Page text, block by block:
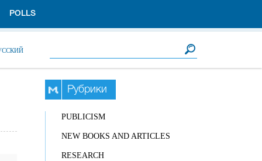
POLLS
Рубрики
PUBLICISM
NEW BOOKS AND ARTICLES
RESEARCH